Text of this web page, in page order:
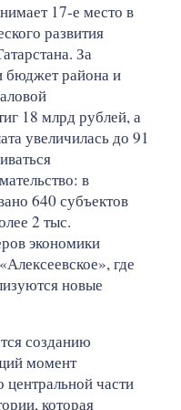
17-е место в
развития
За
бюджет района и
18 млрд рублей, а
увеличилась до 91
в
640 субъектов
2 тыс.
экономики
где
новые
созданию
момент
центральной части
которая